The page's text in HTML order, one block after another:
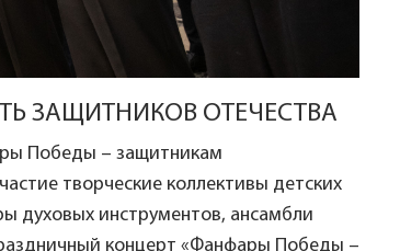
ЗАЩИТНИКОВ ОТЕЧЕСТВА
Победы – защитникам
творческие коллективы детских
духовых инструментов, ансамбли
концерт «Фанфары Победы –